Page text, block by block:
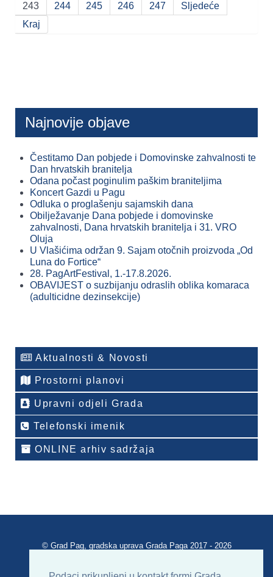
243
244 245 246 247
Sljedeće
Kraj
Najnovije objave
Čestitamo Dan pobjede i Domovinske zahvalnosti te
Dan hrvatskih branitelja
Odana počast poginulim paškim braniteljima
Koncert Gazdi u Pagu
Odluka o proglašenju sajamskih dana
Obilježavanje Dana pobjede i domovinske
zahvalnosti, Dana hrvatskih branitelja i 31. VRO
Oluja
U Vlašićima održan 9. Sajam otočnih proizvoda „Od
Luna do Fortice“
28. PagArtFestival, 1.-17.8.2026.
OBAVIJEST o suzbijanju odraslih oblika komaraca
(adulticidne dezinsekcije)
Aktualnosti & Novosti
Prostorni planovi
Upravni odjeli Grada
Telefonski imenik
ONLINE arhiv sadržaja
© Grad Pag, gradska uprava Grada Paga 2017 - 2026